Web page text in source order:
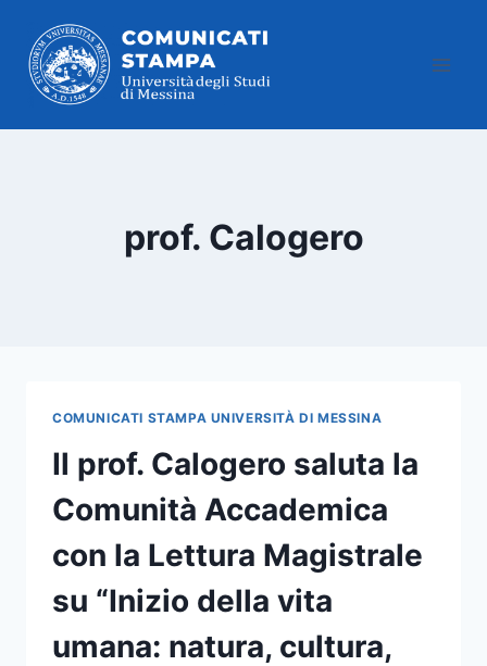
contenuto
prof. Calogero
COMUNICATI STAMPA UNIVERSITÀ DI MESSINA
Il prof. Calogero saluta la
Comunità Accademica
con la Lettura Magistrale
su “Inizio della vita
umana: natura, cultura,